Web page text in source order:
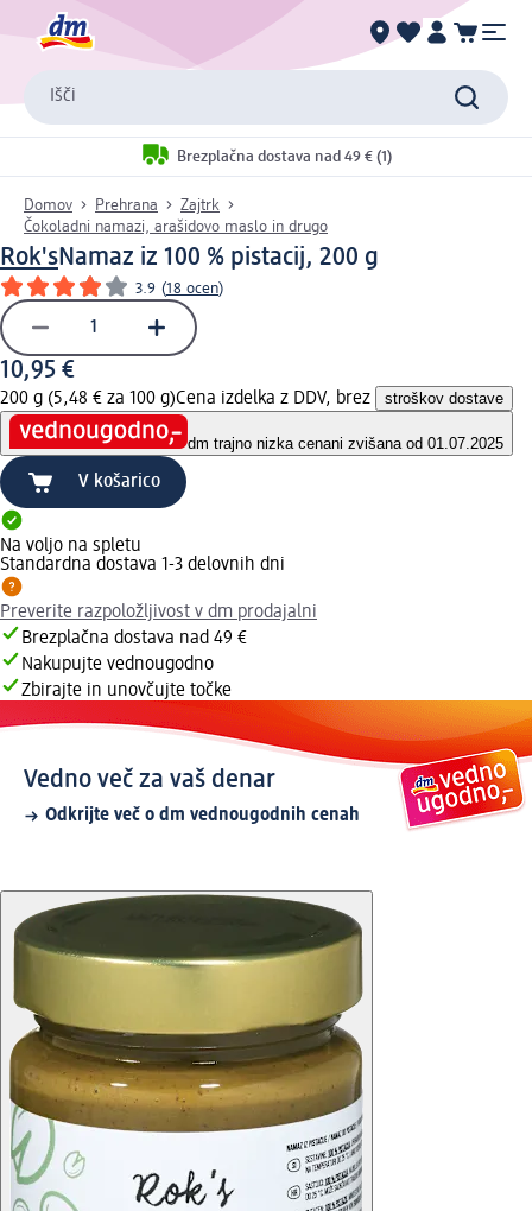
Išči
Brezplačna dostava nad 49 € (1)
Domov Prehrana
Zajtrk
Čokoladni namazi, arašidovo maslo in drugo
Rok'sNamaz iz 100 % pistacij, 200 g
3.9 (18 ocen)
10,95 €
200 g (5,48 € za 100 g)Cena izdelka z DDV, brez stroškov dostave
dm trajno nizka cenani zvišana od 01.07.2025
V košarico
Na voljo na spletu
Standardna dostava 1-3 delovnih dni
Preverite razpoložljivost v dm prodajalni
Brezplačna dostava nad 49 €
Nakupujte vednougodno
Zbirajte in unovčujte točke
Vedno več za vaš denar
Odkrijte več o dm vednougodnih cenah